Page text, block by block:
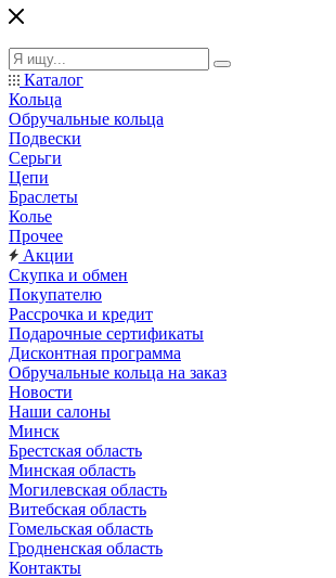
Каталог
Кольца
Обручальные кольца
Подвески
Серьги
Цепи
Браслеты
Колье
Прочее
Акции
Скупка и обмен
Покупателю
Рассрочка и кредит
Подарочные сертификаты
Дисконтная программа
Обручальные кольца на заказ
Новости
Наши салоны
Минск
Брестская область
Минская область
Могилевская область
Витебская область
Гомельская область
Гродненская область
Контакты